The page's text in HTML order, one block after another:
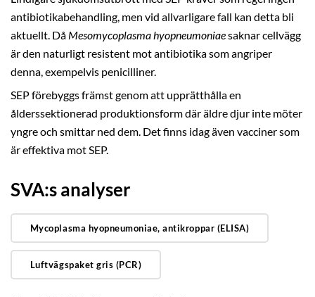
antibiotikabehandling, men vid allvarligare fall kan detta bli
aktuellt. Då Mesomycoplasma hyopneumoniaesaknar cellvägg
är den naturligt resistent mot antibiotika som angriper
denna, exempelvis penicilliner.
SEP förebyggs främst genom att upprätthålla en
ålderssektionerad produktionsform där äldre djur inte möter
yngre och smittar ned dem. Det finns idag även vacciner som
är effektiva mot SEP.
SVA:s analyser
Mycoplasma hyopneumoniae, antikroppar (ELISA)
Luftvägspaket gris (PCR)